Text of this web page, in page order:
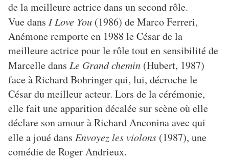
de la meilleure actrice dans un second rôle.
Vue dans I Love You (1986) de Marco Ferreri,
Anémone remporte en 1988 le César de la
meilleure actrice pour le rôle tout en sensibilité de
Marcelle dans Le Grand chemin (Hubert, 1987)
face à Richard Bohringer qui, lui, décroche le
César du meilleur acteur. Lors de la cérémonie,
elle fait une apparition décalée sur scène où elle
déclare son amour à Richard Anconina avec qui
elle a joué dans Envoyez les violons (1987), une
comédie de Roger Andrieux.